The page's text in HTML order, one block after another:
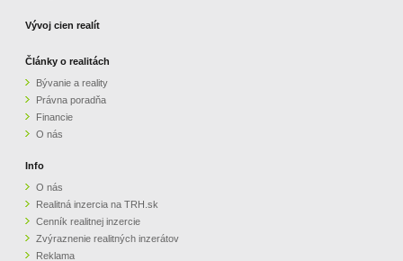
OBCHODNÉ PODMIENKY
KONTAKT
Vývoj cien realít
Články o realitách
Bývanie a reality
Právna poradňa
Financie
O nás
Info
O nás
Realitná inzercia na TRH.sk
Cenník realitnej inzercie
Zvýraznenie realitných inzerátov
Reklama